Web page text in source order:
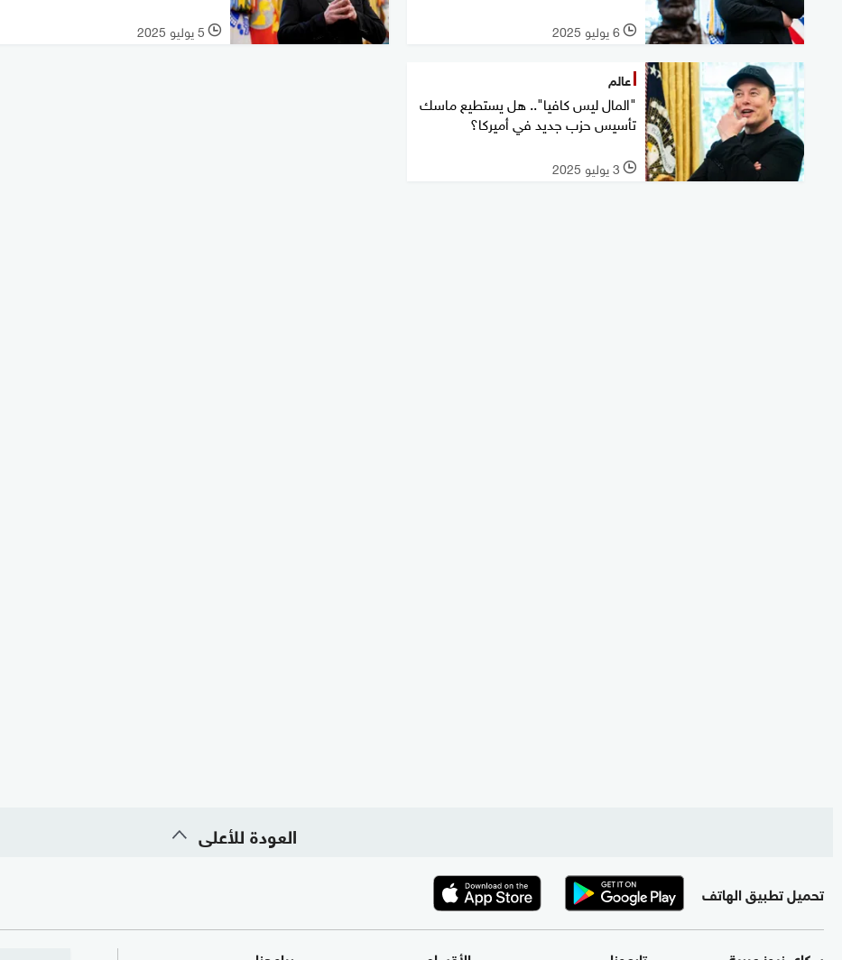
l 6 يوليو 2025 l 5 يوليو 2025
عالم
"المال ليس كافيا".. هل يستطيع ماسك
تأسيس حزب جديد في أميركا؟
l 3 يوليو 2025
العودة للأعلى
تحميل تطبيق الهاتف